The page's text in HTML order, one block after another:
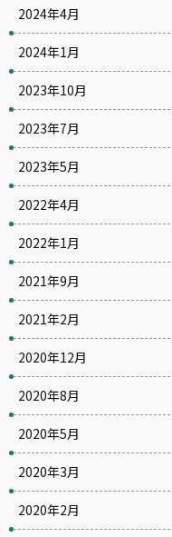
2024年4月
2024年1月
2023年10月
2023年7月
2023年5月
2022年4月
2022年1月
2021年9月
2021年2月
2020年12月
2020年8月
2020年5月
2020年3月
2020年2月